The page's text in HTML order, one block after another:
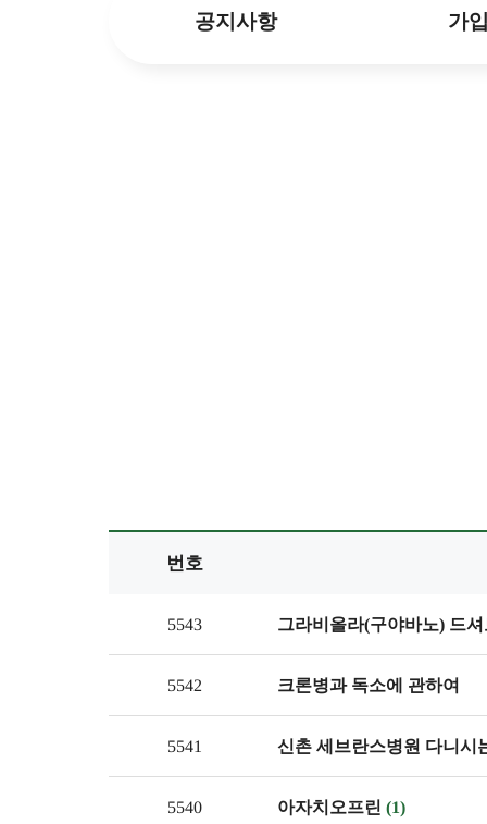
공지사항 가
번호
5543 그라비올라(구야바노) 드
5542 크론병과 독소에 관하여
5541 신촌 세브란스병원 다니시
5540 아자치오프린(1)